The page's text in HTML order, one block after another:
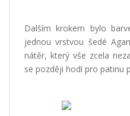
Dalším krokem bylo
jednou vrstvou šedé
nátěr, který vše zcela
se později hodí pro patinu